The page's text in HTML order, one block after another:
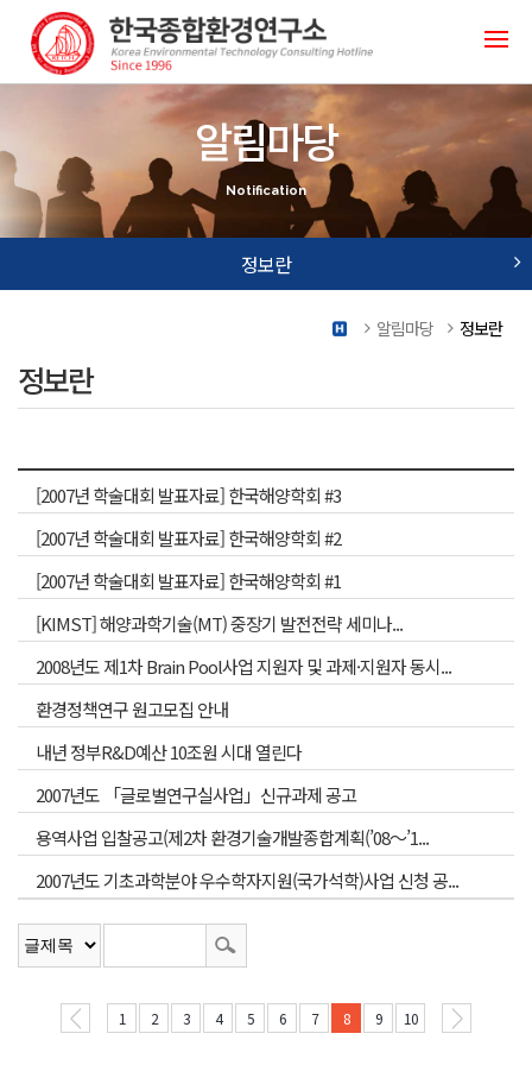
알림마당
Notification
정보란
사진첩
정보란
알림마당 정보란
정보란
[2007년 학술대회 발표자료] 한국해양학회 #3
[2007년 학술대회 발표자료] 한국해양학회 #2
[2007년 학술대회 발표자료] 한국해양학회 #1
[KIMST] 해양과학기술(MT) 중장기 발전전략 세미나...
2008년도 제1차 Brain Pool사업 지원자 및 과제·지원자 동시...
환경정책연구 원고모집 안내
내년 정부R&D예산 10조원 시대 열린다
2007년도 「글로벌연구실사업」신규과제 공고
용역사업 입찰공고(제2차 환경기술개발종합계획(’08～’1...
2007년도 기초과학분야 우수학자지원(국가석학)사업 신청 공...
1 2 3 4 5 6 7 8 9 10